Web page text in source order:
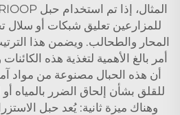
للمزارعين تعليق شبكات أو
المحار والطحالب. ويضمن هذا
أمر بالغ الأهمية لتغذية هذه
أن هذه الحبال مصنوعة من مواد آمنة
للقلق بشأن إلحاق الضرر بالمياه
وهناك ميزة ثانية: يُعد حبل